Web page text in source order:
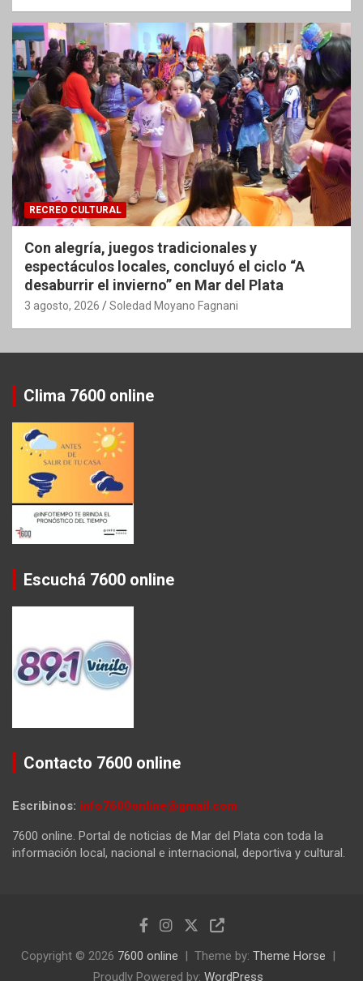
RECREO CULTURAL
Con alegría, juegos tradicionales y
espectáculos locales, concluyó el ciclo “A
desaburrir el invierno” en Mar del Plata
3 agosto, 2026 Soledad Moyano Fagnani
Clima 7600 online
Escuchá 7600 online
Contacto 7600 online
Escribinos: info7600online@gmail.com
7600 online. Portal de noticias de Mar del Plata con toda la
información local, nacional e internacional, deportiva y cultural.
Copyright © 2026 7600 online Theme by: Theme Horse
Proudly Powered by: WordPress